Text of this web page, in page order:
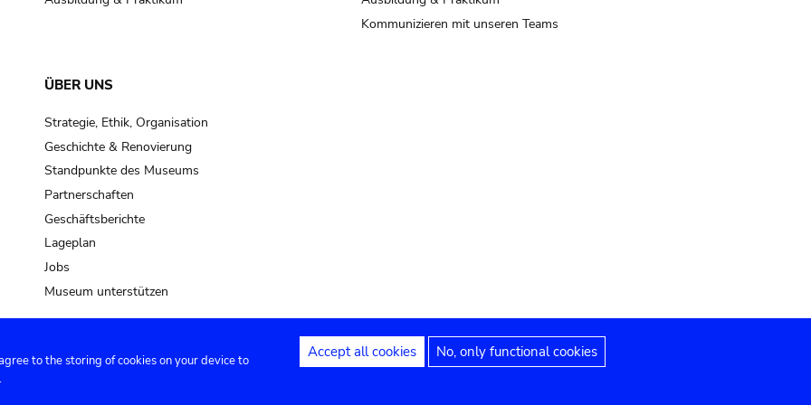
Kommunizieren mit unseren Teams
ÜBER UNS
Strategie, Ethik, Organisation
Geschichte & Renovierung
Standpunkte des Museums
Partnerschaften
Geschäftsberichte
Lageplan
Jobs
Museum unterstützen
Privacy settings Rechtliche Hinweise Erklärung zur Barrierefreiheit
to the storing of cookies on your device to
Accept all cookies No, only functional cookies